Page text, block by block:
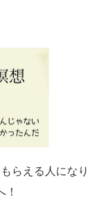
らえる人になり